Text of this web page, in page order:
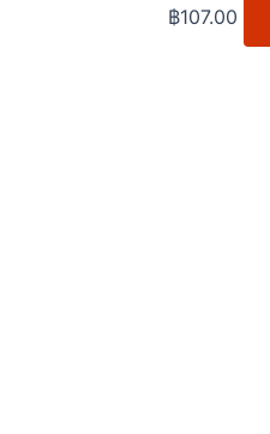
฿107.00